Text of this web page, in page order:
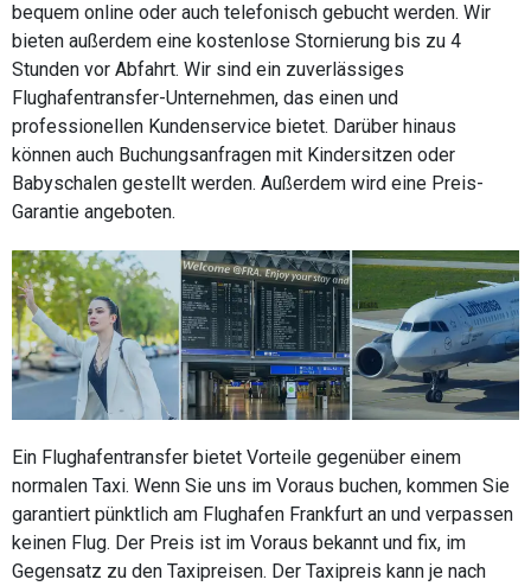
bequem online oder auch telefonisch gebucht werden. Wir
bieten außerdem eine kostenlose Stornierung bis zu 4
Stunden vor Abfahrt. Wir sind ein zuverlässiges
Flughafentransfer-Unternehmen, das einen und
professionellen Kundenservice bietet. Darüber hinaus
können auch Buchungsanfragen mit Kindersitzen oder
Babyschalen gestellt werden. Außerdem wird eine Preis-
Garantie angeboten.
Ein Flughafentransfer bietet Vorteile gegenüber einem
normalen Taxi. Wenn Sie uns im Voraus buchen, kommen Sie
garantiert pünktlich am Flughafen Frankfurt an und verpassen
keinen Flug. Der Preis ist im Voraus bekannt und fix, im
Gegensatz zu den Taxipreisen. Der Taxipreis kann je nach